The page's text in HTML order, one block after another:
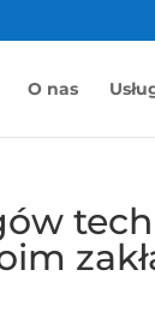
O nas